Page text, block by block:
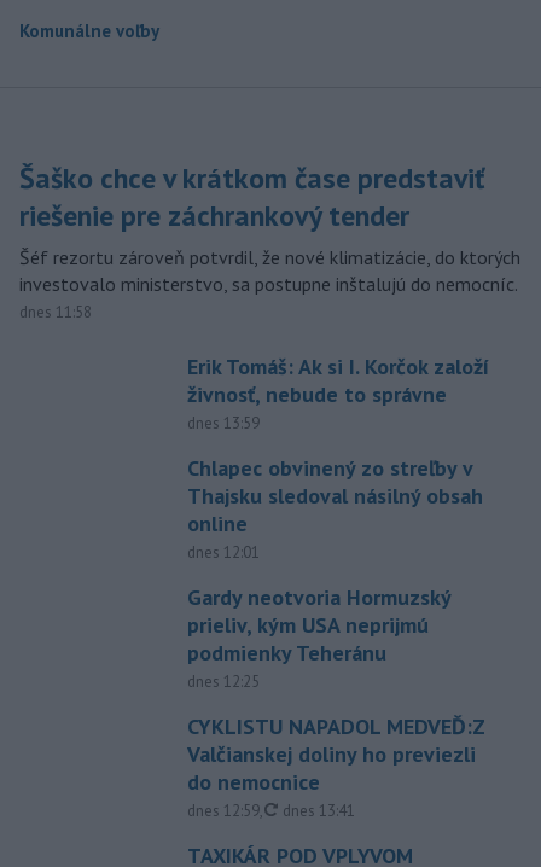
Komunálne voľby
Šaško chce v krátkom čase predstaviť
riešenie pre záchrankový tender
Šéf rezortu zároveň potvrdil, že nové klimatizácie, do ktorých
investovalo ministerstvo, sa postupne inštalujú do nemocníc.
dnes 11:58
Erik Tomáš: Ak si I. Korčok založí
živnosť, nebude to správne
dnes 13:59
Chlapec obvinený zo streľby v
Thajsku sledoval násilný obsah
online
dnes 12:01
Gardy neotvoria Hormuzský
prieliv, kým USA neprijmú
podmienky Teheránu
dnes 12:25
CYKLISTU NAPADOL MEDVEĎ:Z
Valčianskej doliny ho previezli
do nemocnice
dnes 12:59, aktualizované
dnes 13:41
TAXIKÁR POD VPLYVOM